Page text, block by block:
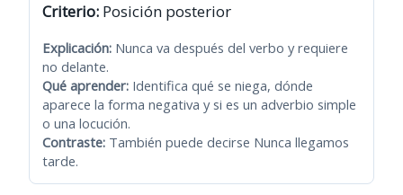
Criterio: Posición posterior
Explicación: Nunca va después del verbo y requiere
no delante.
Qué aprender: Identifica qué se niega, dónde
aparece la forma negativa y si es un adverbio simple
o una locución.
Contraste: También puede decirse Nunca llegamos
tarde.